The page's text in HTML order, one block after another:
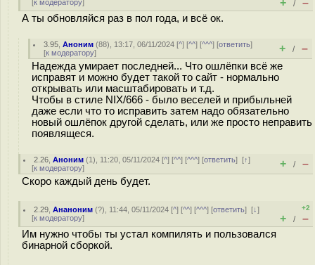
[к модератору] + / –
А ты обновляйся раз в пол года, и всё ок.
3.95 ,Аноним (88), 13:17, 06/11/2024 [^] [^^] [^^^] [ответить]
[к модератору] + / –
Надежда умирает последней... Что ошлёпки всё же
исправят и можно будет такой то сайт - нормально
открывать или масштабировать и т.д.
Чтобы в стиле NIX/666 - было веселей и прибыльней
даже если что то исправить затем надо обязательно
новый ошлёпок другой сделать, или же просто неправить
появлящеся.
2.26 ,Аноним (1), 11:20, 05/11/2024 [^] [^^] [^^^] [ответить][↑]
[к модератору] + / –
Скоро каждый день будет.
2.29 ,Ананоним (?), 11:44, 05/11/2024 [^] [^^] [^^^] [ответить][↓]
[к модератору]
+2
+ / –
Им нужно чтобы ты устал компилять и пользовался
бинарной сборкой.